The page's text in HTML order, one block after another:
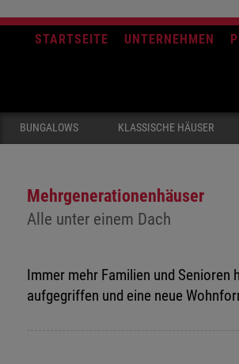
STARTSEITE UNTERNEHMEN
BUNGALOWS KLASSISCHE HÄUSER
Mehrgenerationenhäuser
Alle unter einem Dach
Immer mehr Familien und Senioren
aufgegriffen und eine neue